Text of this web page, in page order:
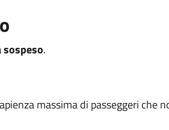
.
massima di passeggeri che